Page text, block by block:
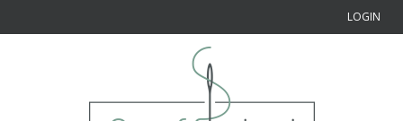
LOGIN